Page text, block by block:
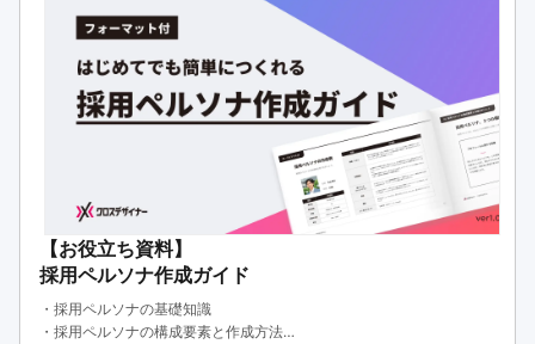
【お役立ち資料】
採用ペルソナ作成ガイド
・採用ペルソナの基礎知識
・採用ペルソナの構成要素と作成方法